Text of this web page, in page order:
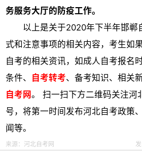
务服务大厅的防疫工作。
以上是关于2020年下半年邯郸
式和注意事项的相关内容，考生如
自考的相关资讯，如成人自考报名
条件、
自考转考、备考知识、相关
自考网。 扫一扫下方二维码关注河
号，将第一时间发布河北自考政策
闻等。
来源：河北自考网